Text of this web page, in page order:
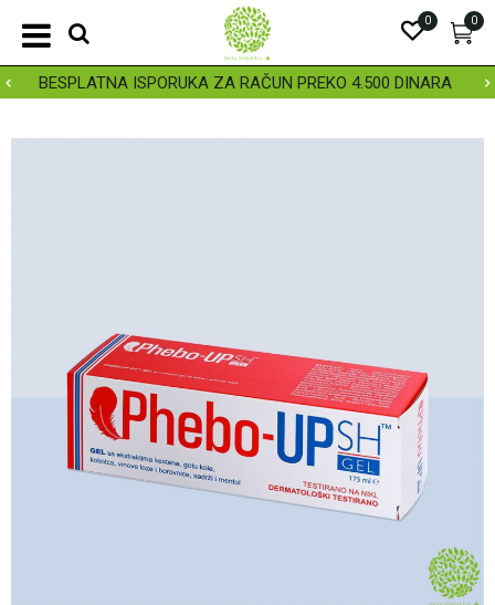
BESPLATNA ISPORUKA ZA RAČUN PREKO 4.500 DINARA
0
0